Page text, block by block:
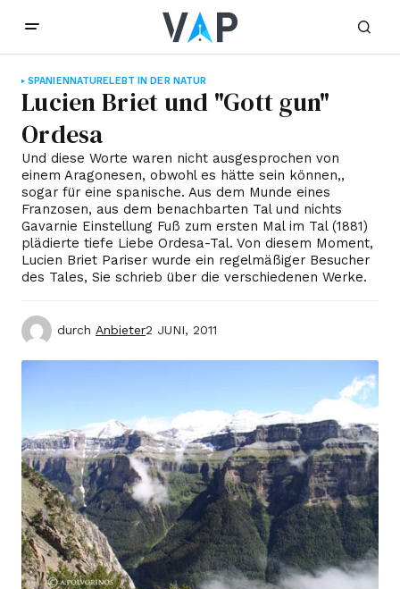
SPANIENNATURELEBT IN DER NATUR
Lucien Briet und "Gott gun"
Ordesa
Und diese Worte waren nicht ausgesprochen von
einem Aragonesen, obwohl es hätte sein können,,
sogar für eine spanische. Aus dem Munde eines
Franzosen, aus dem benachbarten Tal und nichts
Gavarnie Einstellung Fuß zum ersten Mal im Tal (1881)
plädierte tiefe Liebe Ordesa-Tal. Von diesem Moment,
Lucien Briet Pariser wurde ein regelmäßiger Besucher
des Tales, Sie schrieb über die verschiedenen Werke.
durch Anbieter2 JUNI, 2011